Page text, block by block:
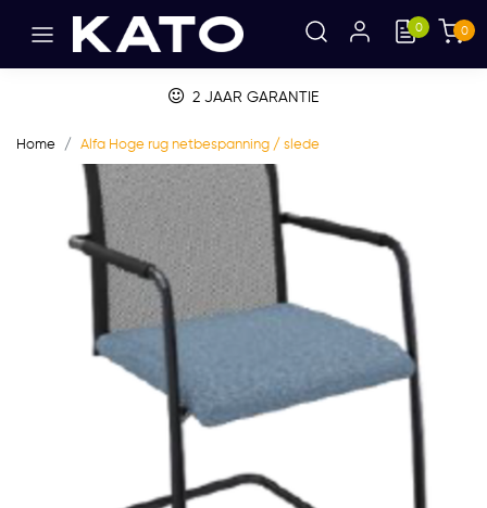
0 0
2 JAAR GARANTIE
Home Alfa Hoge rug netbespanning / slede